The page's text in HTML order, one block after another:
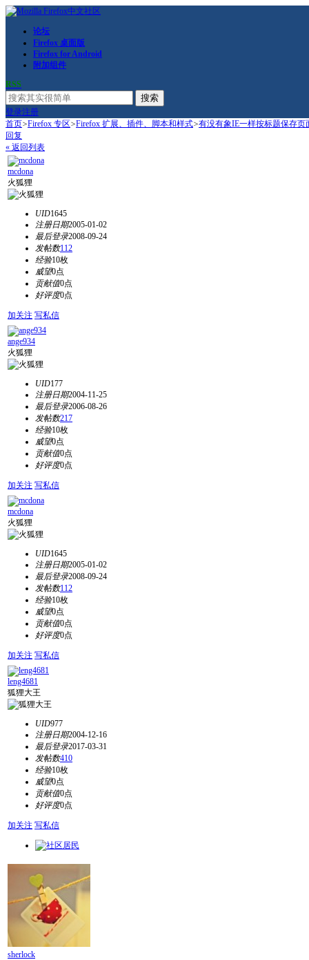
论坛
Firefox 桌面版
Firefox for Android
附加组件
RSS
搜索
登录注册
首页>Firefox 专区>Firefox 扩展、插件、脚本和样式>有没有象IE一样按标题保存页
回复
« 返回列表
mcdona
火狐狸
UID1645
注册日期2005-01-02
最后登录2008-09-24
发帖数112
经验10枚
威望0点
贡献值0点
好评度0点
加关注 写私信
ange934
火狐狸
UID177
注册日期2004-11-25
最后登录2006-08-26
发帖数217
经验10枚
威望0点
贡献值0点
好评度0点
加关注 写私信
mcdona
火狐狸
UID1645
注册日期2005-01-02
最后登录2008-09-24
发帖数112
经验10枚
威望0点
贡献值0点
好评度0点
加关注 写私信
leng4681
狐狸大王
UID977
注册日期2004-12-16
最后登录2017-03-31
发帖数410
经验10枚
威望0点
贡献值0点
好评度0点
加关注 写私信
sherlock